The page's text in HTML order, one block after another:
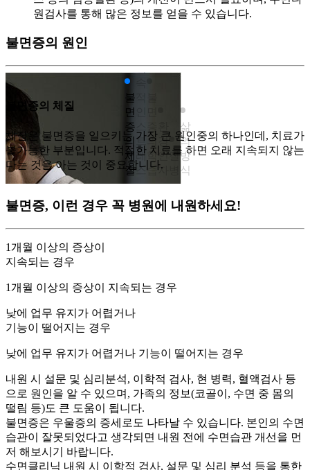
원검사를 통해 많은 정보를 얻을 수 있습니다.
불면증의 원인
불
면
증
의
체
질
지
트
레
스
의
학
습
경
인
자
질
삶
의
방
식
불면증의 체질
체질은 불면증을 일으키는 가장 큰 원인중의 하나인데, 치료가
불가능한 부분입니다. 적절한 치료를 하면 오래 지속되지 않는
다는 것을 아는 것이 중요합니다.
불면증, 이런 경우 꼭 병원에 내원하세요!
1개월 이상의 증상이
지속되는 경우
1개월 이상의 증상이 지속되는 경우
낮에 업무 유지가 어렵거나
기능이 떨어지는 경우
낮에 업무 유지가 어렵거나 기능이 떨어지는 경우
내원 시 설문 및 심리분석, 이학적 검사, 현 병력, 혈액검사 등
으로 원인을 알 수 있으며, 가족의 정보(코골이, 수면 중 몸의
떨림 등)도 큰 도움이 됩니다.
불면증은 우울증의 증세로도 나타날 수 있습니다. 본인의 수면
습관이 잘못되었다고 생각되면 내원 전에 수면습관 개선을 먼
저 해보시기 바랍니다.
수면클리닉 내원 시 이학적 검사, 설문 및 심리 분석 등을 통한